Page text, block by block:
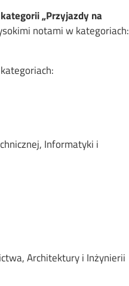
„Przyjazdy na
notami w kategoriach:
Informatyki i
Architektury i Inżynierii